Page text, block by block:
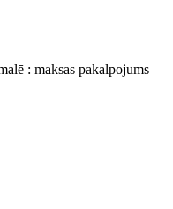
: maksas pakalpojums